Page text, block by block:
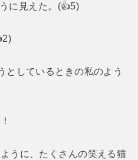
に見えた。(👍5)
としているときの私のよう
うに、たくさんの笑える猫